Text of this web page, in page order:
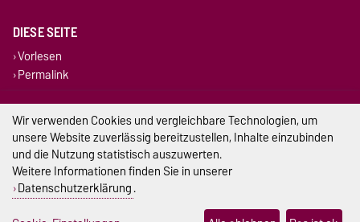
DIESE SEITE
Vorlesen
Permalink
Impressum
Datenschutz
Barrierefreiheit
Cookie-Einstellungen
Wir verwenden Cookies und vergleichbare Technologien, um
unsere Website zuverlässig bereitzustellen, Inhalte einzubinden
und die Nutzung statistisch auszuwerten.
Weitere Informationen finden Sie in unserer
Datenschutzerklärung.